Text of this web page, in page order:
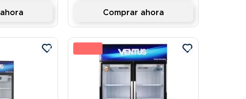
Comprar ahora
%